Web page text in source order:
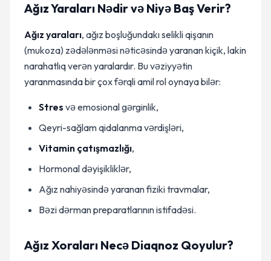
Ağız Yaraları Nədir və Niyə Baş Verir?
Ağız yaraları, ağız boşluğundakı selikli qişanın
(mukoza) zədələnməsi nəticəsində yaranan kiçik, lakin
narahatlıq verən yaralardır. Bu vəziyyətin
yaranmasında bir çox fərqli amil rol oynaya bilər:
Stres və emosional gərginlik,
Qeyri-sağlam qidalanma vərdişləri,
Vitamin çatışmazlığı,
Hormonal dəyişikliklər,
Ağız nahiyəsində yaranan fiziki travmalar,
Bəzi dərman preparatlarının istifadəsi.
Ağız Xoraları Necə Diaqnoz Qoyulur?